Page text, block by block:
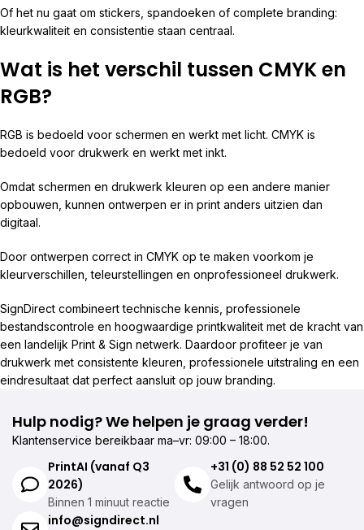
Of het nu gaat om stickers, spandoeken of complete branding:
kleurkwaliteit en consistentie staan centraal.
Wat is het verschil tussen CMYK en
RGB?
RGB is bedoeld voor schermen en werkt met licht. CMYK is
bedoeld voor drukwerk en werkt met inkt.
Omdat schermen en drukwerk kleuren op een andere manier
opbouwen, kunnen ontwerpen er in print anders uitzien dan
digitaal.
Door ontwerpen correct in CMYK op te maken voorkom je
kleurverschillen, teleurstellingen en onprofessioneel drukwerk.
SignDirect combineert technische kennis, professionele
bestandscontrole en hoogwaardige printkwaliteit met de kracht van
een landelijk Print & Sign netwerk. Daardoor profiteer je van
drukwerk met consistente kleuren, professionele uitstraling en een
eindresultaat dat perfect aansluit op jouw branding.
Hulp nodig? We helpen je graag verder!
Klantenservice bereikbaar ma–vr: 09:00 – 18:00.
PrintAI (vanaf Q3
2026)
Binnen 1 minuut reactie
+31 (0) 88 52 52 100
Gelijk antwoord op je
vragen
info@signdirect.nl